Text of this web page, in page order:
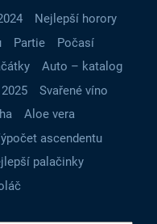
Nejlepší horory
Partie
Počasí
Auto – katalog
Svařené víno
Aloe vera
ascendentu
palačinky